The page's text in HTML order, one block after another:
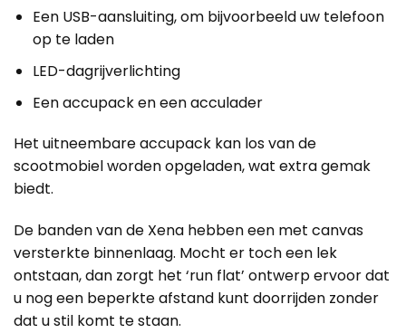
Een USB-aansluiting, om bijvoorbeeld uw telefoon
op te laden
LED-dagrijverlichting
Een accupack en een acculader
Het uitneembare accupack kan los van de
scootmobiel worden opgeladen, wat extra gemak
biedt.
De banden van de Xena hebben een met canvas
versterkte binnenlaag. Mocht er toch een lek
ontstaan, dan zorgt het ‘run flat’ ontwerp ervoor dat
u nog een beperkte afstand kunt doorrijden zonder
dat u stil komt te staan.